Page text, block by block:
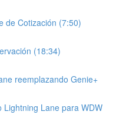
de Cotización (7:50)
(18:34)
reemplazando Genie+
Lightning Lane para WDW